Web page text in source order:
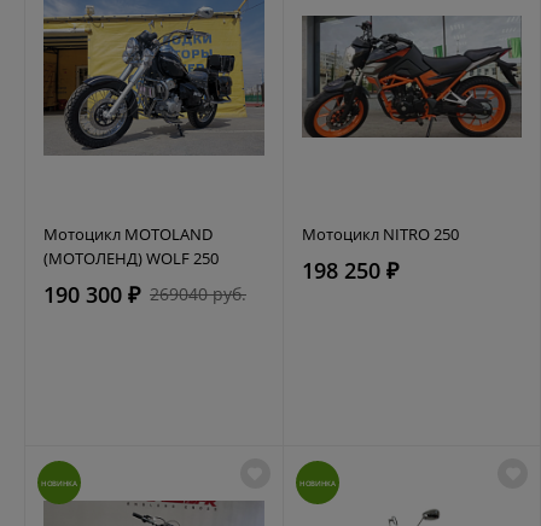
Мотоцикл MOTOLAND
(МОТОЛЕНД) WOLF 250
190 300 ₽ 269040 руб.
Мотоцикл NITRO 250
198 250 ₽
НОВИНКА НОВИНКА